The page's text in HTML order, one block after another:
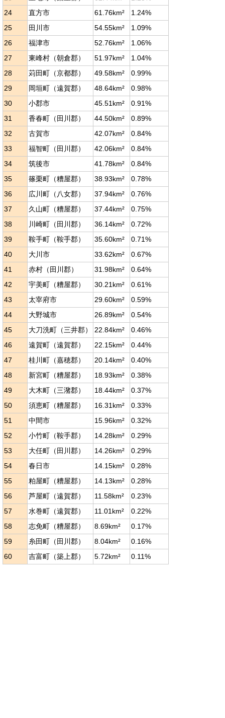
24
直方市 61.76km²
1.24%
25
田川市 54.55km²
1.09%
26
福津市 52.76km²
1.06%
27
東峰村（朝倉郡） 51.97km²
1.04%
28
苅田町（京都郡） 49.58km²
0.99%
29
岡垣町（遠賀郡） 48.64km²
0.98%
30
小郡市 45.51km²
0.91%
31
香春町（田川郡） 44.50km²
0.89%
32
古賀市 42.07km²
0.84%
33
福智町（田川郡） 42.06km²
0.84%
34
筑後市 41.78km²
0.84%
35
篠栗町（糟屋郡） 38.93km²
0.78%
36
広川町（八女郡） 37.94km²
0.76%
37
久山町（糟屋郡） 37.44km²
0.75%
38
川崎町（田川郡） 36.14km²
0.72%
39
鞍手町（鞍手郡） 35.60km²
0.71%
40
大川市 33.62km²
0.67%
41
赤村（田川郡） 31.98km²
0.64%
42
宇美町（糟屋郡） 30.21km²
0.61%
43
太宰府市 29.60km²
0.59%
44
大野城市 26.89km²
0.54%
45
大刀洗町（三井郡） 22.84km²
0.46%
46
遠賀町（遠賀郡） 22.15km²
0.44%
47
桂川町（嘉穂郡） 20.14km²
0.40%
48
新宮町（糟屋郡） 18.93km²
0.38%
49
大木町（三潴郡） 18.44km²
0.37%
50
須恵町（糟屋郡） 16.31km²
0.33%
51
中間市 15.96km²
0.32%
52
小竹町（鞍手郡） 14.28km²
0.29%
53
大任町（田川郡） 14.26km²
0.29%
54
春日市 14.15km²
0.28%
55
粕屋町（糟屋郡） 14.13km²
0.28%
56
芦屋町（遠賀郡） 11.58km²
0.23%
57
水巻町（遠賀郡） 11.01km²
0.22%
58
志免町（糟屋郡） 8.69km²
0.17%
59
糸田町（田川郡） 8.04km²
0.16%
60
吉富町（築上郡） 5.72km² 0.11%